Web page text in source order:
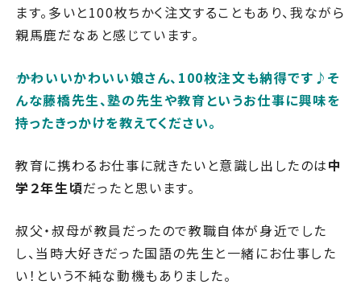
ます。多いと100枚ちかく注文することもあり、我ながら
親馬鹿だなあと感じています。
――かわいいかわいい娘さん、100枚注文も納得です♪そ
んな藤橋先生、塾の先生や教育というお仕事に興味を
持ったきっかけを教えてください。
教育に携わるお仕事に就きたいと意識し出したのは中
学２年生頃だったと思います。
叔父・叔母が教員だったので教職自体が身近でした
し、当時大好きだった国語の先生と一緒にお仕事した
い！という不純な動機もありました。